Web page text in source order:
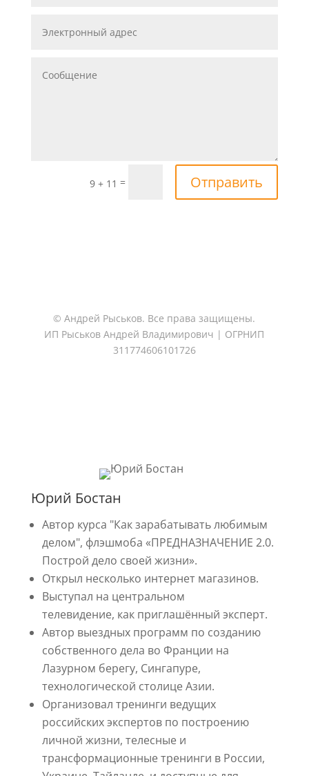
9 + 11 = Отправить
© Андрей Рыськов. Все права защищены.
ИП Рыськов Андрей Владимирович | ОГРНИП
311774606101726
Юрий Бостан
Автор курса "Как зарабатывать любимым
делом", флэшмоба «ПРЕДНАЗНАЧЕНИЕ 2.0.
Построй дело своей жизни».
Открыл несколько интернет магазинов.
Выступал на центральном
телевидение, как приглашённый эксперт.
Автор выездных программ по созданию
собственного дела во Франции на
Лазурном берегу, Сингапуре,
технологической столице Азии.
Организовал тренинги ведущих
российских экспертов по построению
личной жизни, телесные и
трансформационные тренинги в России,